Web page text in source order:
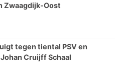
Zwaagdijk-Oost
tegen tiental PSV en
Cruijff Schaal